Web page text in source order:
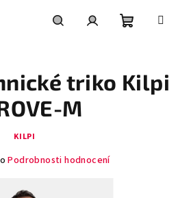
košík
triko Kilpi
M
KILPI
Podrobnosti hodnocení